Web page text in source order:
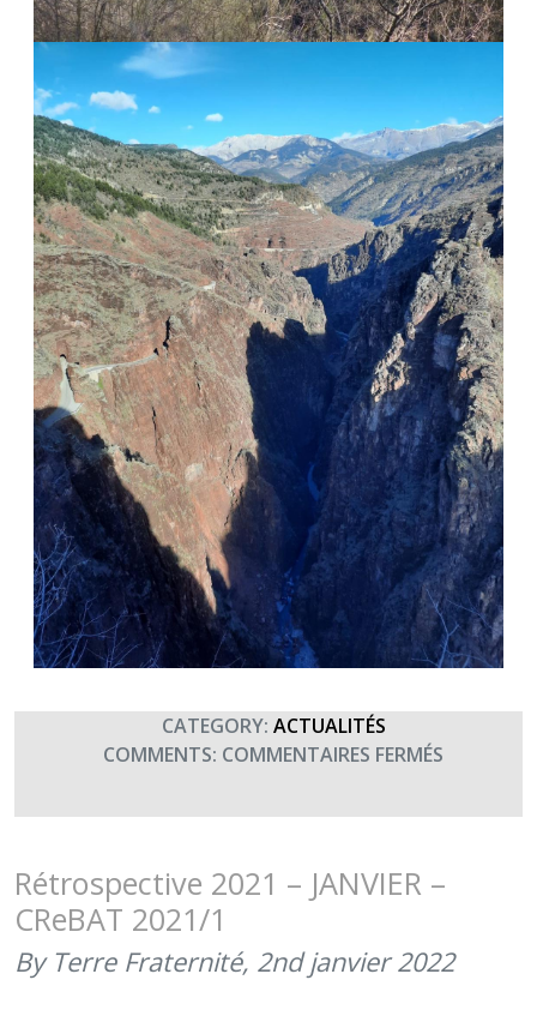
CATEGORY: ACTUALITÉS
COMMENTS: COMMENTAIRES FERMÉS
2022/01
2022)
Rétrospective 2021 – JANVIER –
CReBAT 2021/1
By Terre Fraternité, 2nd janvier 2022